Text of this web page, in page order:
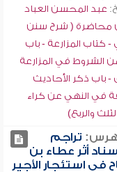
عبد المحسن العباد
محاضرة ( شرح سنن
- كتاب المزارعة - باب
الشروط في المزارعة
- باب ذكر الأحاديث
في النهي عن كراء
والربع)
تراجم
أثر عطاء بن
في استئجار الأجير